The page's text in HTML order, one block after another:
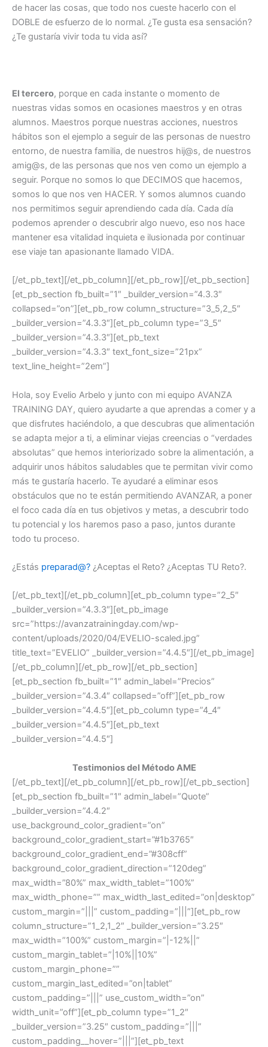
de hacer las cosas, que todo nos cueste hacerlo con el
DOBLE de esfuerzo de lo normal. ¿Te gusta esa sensación?
¿Te gustaría vivir toda tu vida así?
El tercero, porque en cada instante o momento de
nuestras vidas somos en ocasiones maestros y en otras
alumnos. Maestros porque nuestras acciones, nuestros
hábitos son el ejemplo a seguir de las personas de nuestro
entorno, de nuestra familia, de nuestros hij@s, de nuestros
amig@s, de las personas que nos ven como un ejemplo a
seguir. Porque no somos lo que DECIMOS que hacemos,
somos lo que nos ven HACER. Y somos alumnos cuando
nos permitimos seguir aprendiendo cada día. Cada día
podemos aprender o descubrir algo nuevo, eso nos hace
mantener esa vitalidad inquieta e ilusionada por continuar
ese viaje tan apasionante llamado VIDA.
[/et_pb_text][/et_pb_column][/et_pb_row][/et_pb_section]
[et_pb_section fb_built=”1″ _builder_version=”4.3.3″
collapsed=”on”][et_pb_row column_structure=”3_5,2_5″
_builder_version=”4.3.3″][et_pb_column type=”3_5″
_builder_version=”4.3.3″][et_pb_text
_builder_version=”4.3.3″ text_font_size=”21px”
text_line_height=”2em”]
Hola, soy Evelio Arbelo y junto con mi equipo AVANZA
TRAINING DAY, quiero ayudarte a que aprendas a comer y a
que disfrutes haciéndolo, a que descubras que alimentación
se adapta mejor a ti, a eliminar viejas creencias o “verdades
absolutas” que hemos interiorizado sobre la alimentación, a
adquirir unos hábitos saludables que te permitan vivir como
más te gustaría hacerlo. Te ayudaré a eliminar esos
obstáculos que no te están permitiendo AVANZAR, a poner
el foco cada día en tus objetivos y metas, a descubrir todo
tu potencial y los haremos paso a paso, juntos durante
todo tu proceso.
¿Estás preparad@? ¿Aceptas el Reto? ¿Aceptas TU Reto?.
[/et_pb_text][/et_pb_column][et_pb_column type=”2_5″
_builder_version=”4.3.3″][et_pb_image
src=”https://avanzatrainingday.com/wp-
content/uploads/2020/04/EVELIO-scaled.jpg”
title_text=”EVELIO” _builder_version=”4.4.5″][/et_pb_image]
[/et_pb_column][/et_pb_row][/et_pb_section]
[et_pb_section fb_built=”1″ admin_label=”Precios”
_builder_version=”4.3.4″ collapsed=”off”][et_pb_row
_builder_version=”4.4.5″][et_pb_column type=”4_4″
_builder_version=”4.4.5″][et_pb_text
_builder_version=”4.4.5″]
Testimonios del Método AME
[/et_pb_text][/et_pb_column][/et_pb_row][/et_pb_section]
[et_pb_section fb_built=”1″ admin_label=”Quote”
_builder_version=”4.4.2″
use_background_color_gradient=”on”
background_color_gradient_start=”#1b3765″
background_color_gradient_end=”#308cff”
background_color_gradient_direction=”120deg”
max_width=”80%” max_width_tablet=”100%”
max_width_phone=”” max_width_last_edited=”on|desktop”
custom_margin=”|||” custom_padding=”|||”][et_pb_row
column_structure=”1_2,1_2″ _builder_version=”3.25″
max_width=”100%” custom_margin=”|-12%||”
custom_margin_tablet=”|10%||10%”
custom_margin_phone=””
custom_margin_last_edited=”on|tablet”
custom_padding=”|||” use_custom_width=”on”
width_unit=”off”][et_pb_column type=”1_2″
_builder_version=”3.25″ custom_padding=”|||”
custom_padding__hover=”|||”][et_pb_text